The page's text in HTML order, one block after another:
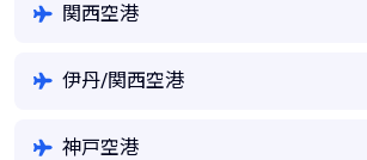
関西空港
伊丹/関西空港
神戸空港